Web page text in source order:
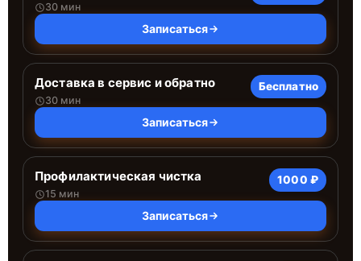
30 мин
Записаться
Доставка в сервис и обратно
30 мин
Бесплатно
Записаться
Профилактическая чистка
15 мин
1000 ₽
Записаться